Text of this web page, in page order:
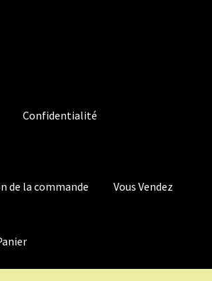
Confidentialité
de la commande Vous Vendez